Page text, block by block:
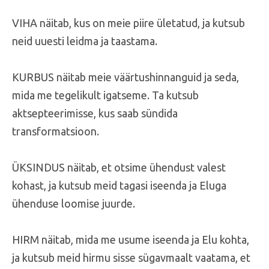
VIHA näitab, kus on meie piire ületatud, ja kutsub
neid uuesti leidma ja taastama.
KURBUS näitab meie väärtushinnanguid ja seda,
mida me tegelikult igatseme. Ta kutsub
aktsepteerimisse, kus saab sündida
transformatsioon.
ÜKSINDUS näitab, et otsime ühendust valest
kohast, ja kutsub meid tagasi iseenda ja Eluga
ühenduse loomise juurde.
HIRM näitab, mida me usume iseenda ja Elu kohta,
ja kutsub meid hirmu sisse sügavmaalt vaatama, et